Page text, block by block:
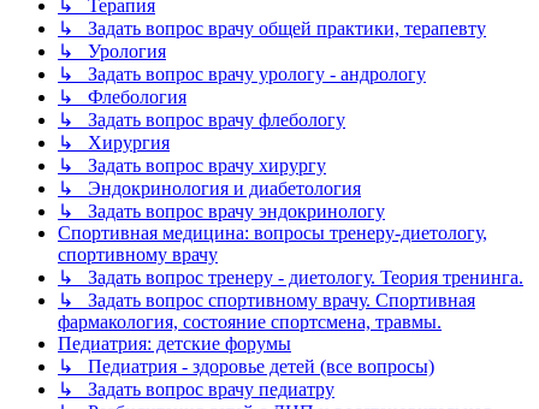
↳ Терапия
↳ Задать вопрос врачу общей практики, терапевту
↳ Урология
↳ Задать вопрос врачу урологу - андрологу
↳ Флебология
↳ Задать вопрос врачу флебологу
↳ Хирургия
↳ Задать вопрос врачу хирургу
↳ Эндокринология и диабетология
↳ Задать вопрос врачу эндокринологу
Спортивная медицина: вопросы тренеру-диетологу,
спортивному врачу
↳ Задать вопрос тренеру - диетологу. Теория тренинга.
↳ Задать вопрос спортивному врачу. Спортивная
фармакология, состояние спортсмена, травмы.
Педиатрия: детские форумы
↳ Педиатрия - здоровье детей (все вопросы)
↳ Задать вопрос врачу педиатру